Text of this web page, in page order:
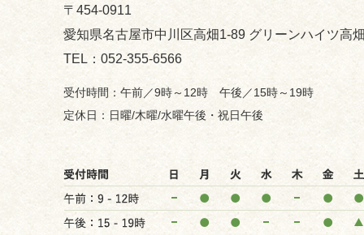
〒454-0911
愛知県名古屋市中川区高畑1-89 グリーンハイツ高
052-355-6566
午前／9時～12時 午後／15時～19時
日曜/木曜/水曜午後・祝日午後